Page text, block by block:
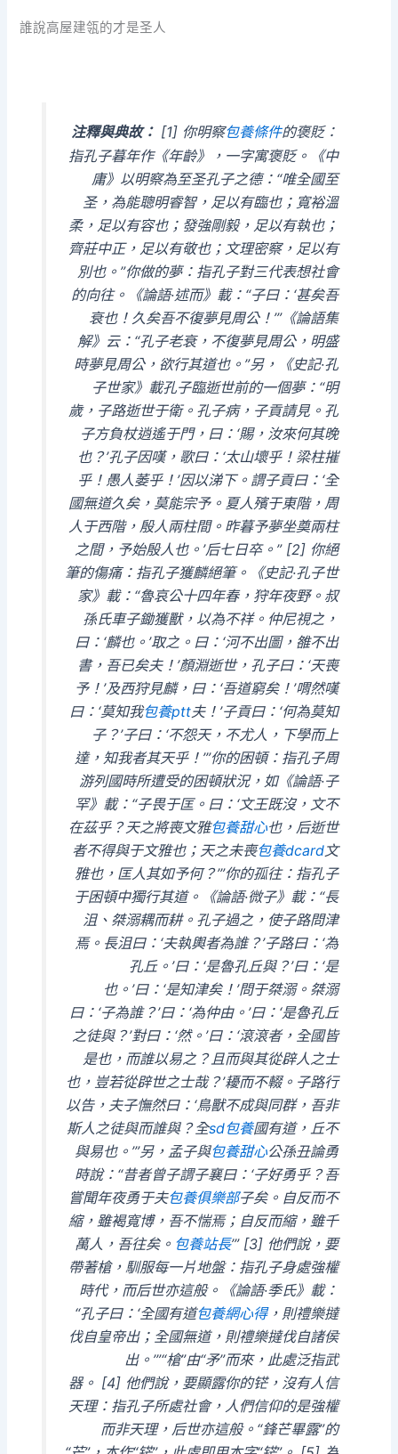
誰說高屋建瓴的才是圣人
注釋與典故： [1] 你明察包養條件的褒貶：
指孔子暮年作《年齡》，一字寓褒貶。《中
庸》以明察為至圣孔子之德：“唯全國至
圣，為能聰明睿智，足以有臨也；寬裕溫
柔，足以有容也；發強剛毅，足以有執也；
齊莊中正，足以有敬也；文理密察，足以有
別也。”你做的夢：指孔子對三代表想社會
的向往。《論語·述而》載：“子曰：‘甚矣吾
衰也！久矣吾不復夢見周公！’”《論語集
解》云：“孔子老衰，不復夢見周公，明盛
時夢見周公，欲行其道也。”另，《史記·孔
子世家》載孔子臨逝世前的一個夢：“明
歲，子路逝世于衛。孔子病，子貢請見。孔
子方負杖逍遙于門，曰：‘賜，汝來何其晚
也？’孔子因嘆，歌曰：‘太山壞乎！梁柱摧
乎！愚人萎乎！’因以涕下。謂子貢曰：‘全
國無道久矣，莫能宗予。夏人殯于東階，周
人于西階，殷人兩柱間。昨暮予夢坐奠兩柱
之間，予始殷人也。’后七日卒。” [2] 你絕
筆的傷痛：指孔子獲麟絕筆。《史記·孔子世
家》載：“魯哀公十四年春，狩年夜野。叔
孫氏車子鋤獲獸，以為不祥。仲尼視之，
曰：‘麟也。’取之。曰：‘河不出圖，雒不出
書，吾已矣夫！’顏淵逝世，孔子曰：‘天喪
予！’及西狩見麟，曰：‘吾道窮矣！’喟然嘆
曰：‘莫知我包養ptt夫！’子貢曰：‘何為莫知
子？’子曰：‘不怨天，不尤人，下學而上
達，知我者其天乎！’”你的困頓：指孔子周
游列國時所遭受的困頓狀況，如《論語·子
罕》載：“子畏于匡。曰：‘文王既沒，文不
在茲乎？天之將喪文雅包養甜心也，后逝世
者不得與于文雅也；天之未喪包養dcard文
雅也，匡人其如予何？’”你的孤往：指孔子
于困頓中獨行其道。《論語·微子》載：“長
沮、桀溺耦而耕。孔子過之，使子路問津
焉。長沮曰：‘夫執輿者為誰？’子路曰：‘為
孔丘。’曰：‘是魯孔丘與？’曰：‘是
也。’曰：‘是知津矣！’問于桀溺。桀溺
曰：‘子為誰？’曰：‘為仲由。’曰：‘是魯孔丘
之徒與？’對曰：‘然。’曰：‘滾滾者，全國皆
是也，而誰以易之？且而與其從辟人之士
也，豈若從辟世之士哉？’耰而不輟。子路行
以告，夫子憮然曰：‘鳥獸不成與同群，吾非
斯人之徒與而誰與？全sd包養國有道，丘不
與易也。’”另，孟子與包養甜心公孫丑論勇
時說：“昔者曾子謂子襄曰：‘子好勇乎？吾
嘗聞年夜勇于夫包養俱樂部子矣。自反而不
縮，雖褐寬博，吾不惴焉；自反而縮，雖千
萬人，吾往矣。 包養站長’” [3] 他們說，要
帶著槍，馴服每一片地盤：指孔子身處強權
時代，而后世亦這般。《論語·季氏》載：
“孔子曰：‘全國有道包養網心得，則禮樂撻
伐自皇帝出；全國無道，則禮樂撻伐自諸侯
出。’”“槍”由“矛”而來，此處泛指武
器。 [4] 他們說，要顯露你的铓，沒有人信
天理：指孔子所處社會，人們信仰的是強權
而非天理，后世亦這般。“鋒芒畢露”的